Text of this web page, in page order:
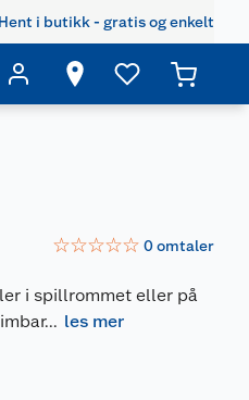
Hent i butikk - gratis og enkelt
☆☆☆☆☆ 0omtaler
i spillrommet eller på
... les mer